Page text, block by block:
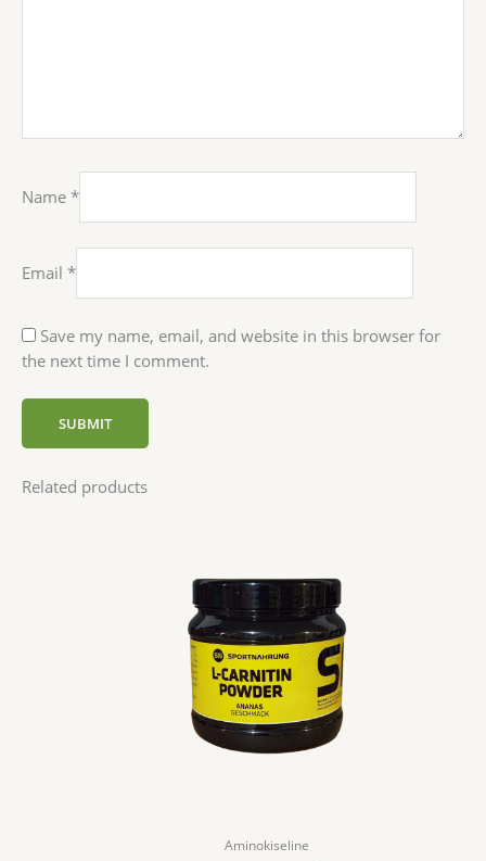
Name *
Email *
Save my name, email, and website in this browser for
the next time I comment.
Related products
Aminokiseline